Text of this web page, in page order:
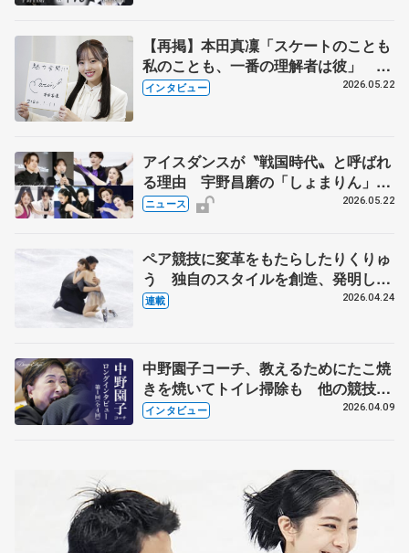
【再掲】本田真凜「スケートのことも
私のことも、一番の理解者は彼」 引
退時の単独インタビューで語った競技
インタビュー 2026.05.22
アイスダンスが〝戦国時代〟と呼ばれ
る理由 宇野昌磨の「しょまりん」ら
実力者が相次いで参戦 国内の競争激
ニュース 2026.05.22
ペア競技に変革をもたらしたりくりゅ
う 独自のスタイルを創造、発明した
【引退発表後②】
連載 2026.04.24
中野園子コーチ、教えるためにたこ焼
きを焼いてトイレ掃除も 他の競技に
も通用するという坂本花織の筋肉
インタビュー 2026.04.09